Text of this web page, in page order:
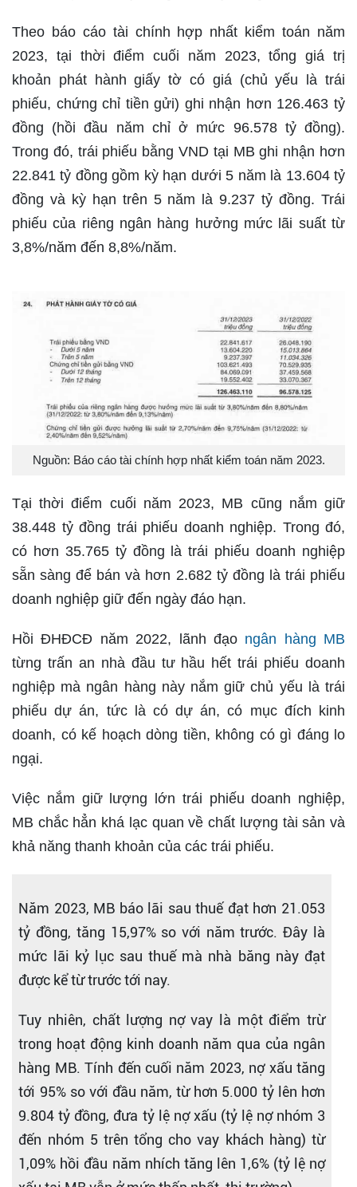
Theo báo cáo tài chính hợp nhất kiểm toán năm
2023, tại thời điểm cuối năm 2023, tổng giá trị
khoản phát hành giấy tờ có giá (chủ yếu là trái
phiếu, chứng chỉ tiền gửi) ghi nhận hơn 126.463 tỷ
đồng (hồi đầu năm chỉ ở mức 96.578 tỷ đồng).
Trong đó, trái phiếu bằng VND tại MB ghi nhận hơn
22.841 tỷ đồng gồm kỳ hạn dưới 5 năm là 13.604 tỷ
đồng và kỳ hạn trên 5 năm là 9.237 tỷ đồng. Trái
phiếu của riêng ngân hàng hưởng mức lãi suất từ
3,8%/năm đến 8,8%/năm.
Nguồn: Báo cáo tài chính hợp nhất kiểm toán năm 2023.
Tại thời điểm cuối năm 2023, MB cũng nắm giữ
38.448 tỷ đồng trái phiếu doanh nghiệp. Trong đó,
có hơn 35.765 tỷ đồng là trái phiếu doanh nghiệp
sẵn sàng để bán và hơn 2.682 tỷ đồng là trái phiếu
doanh nghiệp giữ đến ngày đáo hạn.
Hồi ĐHĐCĐ năm 2022, lãnh đạo ngân hàng MB
từng trấn an nhà đầu tư hầu hết trái phiếu doanh
nghiệp mà ngân hàng này nắm giữ chủ yếu là trái
phiếu dự án, tức là có dự án, có mục đích kinh
doanh, có kế hoạch dòng tiền, không có gì đáng lo
ngại.
Việc nắm giữ lượng lớn trái phiếu doanh nghiệp,
MB chắc hẳn khá lạc quan về chất lượng tài sản và
khả năng thanh khoản của các trái phiếu.
Năm 2023, MB báo lãi sau thuế đạt hơn 21.053
tỷ đồng, tăng 15,97% so với năm trước. Đây là
mức lãi kỷ lục sau thuế mà nhà băng này đạt
được kể từ trước tới nay.
Tuy nhiên, chất lượng nợ vay là một điểm trừ
trong hoạt động kinh doanh năm qua của ngân
hàng MB. Tính đến cuối năm 2023, nợ xấu tăng
tới 95% so với đầu năm, từ hơn 5.000 tỷ lên hơn
9.804 tỷ đồng, đưa tỷ lệ nợ xấu (tỷ lệ nợ nhóm 3
đến nhóm 5 trên tổng cho vay khách hàng) từ
1,09% hồi đầu năm nhích tăng lên 1,6% (tỷ lệ nợ